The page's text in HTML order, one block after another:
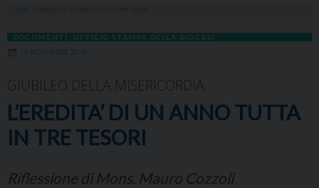
DOCUMENTI UFFICIO STAMPA DELLA DIOCESI
13 NOVEMBRE 2016
GIUBILEO DELLA MISERICORDIA
L’EREDITA’ DI UN ANNO TUTTA
IN TRE TESORI
Riflessione di Mons. Mauro Cozzoli